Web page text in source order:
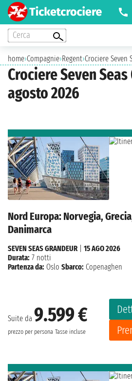
Cerca
home›Compagnie›Regent›Crociere Seven
Crociere Seven
agosto 2026
Nord Europa: Norvegia,
Danimarca
Suite da 9.599 €
prezzo per persona Tasse incluse
SEVEN SEAS GRANDEUR
15 AGO 2026
Durata: 7 notti
Partenza da: Oslo Sbarco: Copenaghen